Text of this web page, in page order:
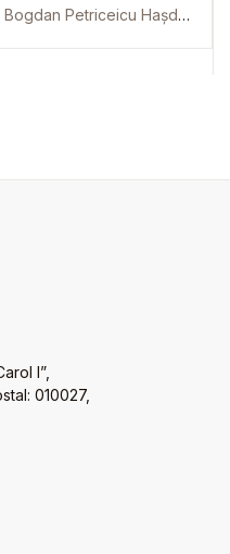
Bogdan Petriceicu Hașdeu
I”,
010027,